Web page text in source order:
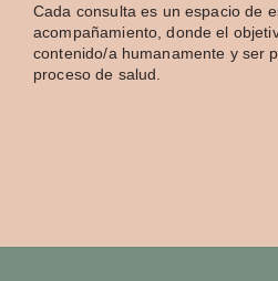
Cada consulta es un espacio de
acompañamiento, donde el
contenido/a humanamente y ser
proceso de salud.